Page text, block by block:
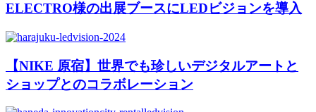
ELECTRO様の出展ブースにLEDビジョンを導入
【NIKE 原宿】世界でも珍しいデジタルアートと
ショップとのコラボレーション